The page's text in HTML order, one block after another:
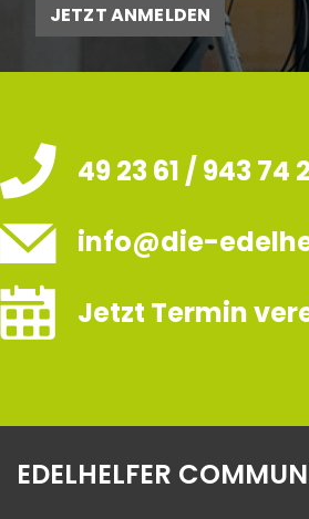
JETZT ANMELDEN
49 23 61 / 943 74
info@die-
Jetzt Termin
EDELHELFER